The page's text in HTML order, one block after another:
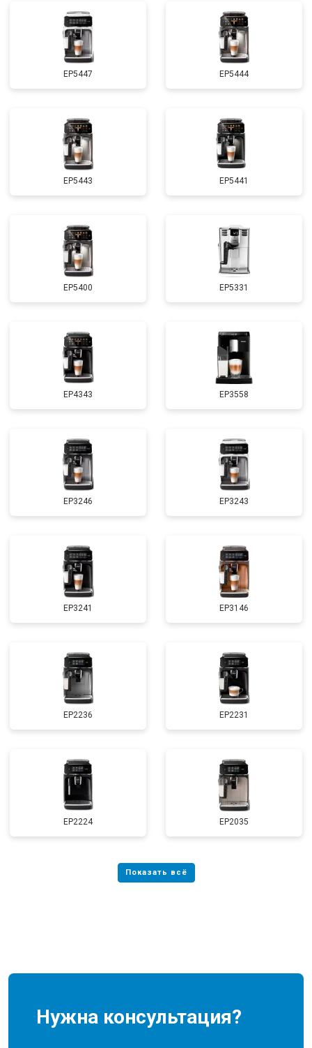
EP5447 EP5444
EP5443 EP5441
EP5400 EP5331
EP4343 EP3558
EP3246 EP3243
EP3241 EP3146
EP2236 EP2231
EP2224 EP2035
Нужна консультация?